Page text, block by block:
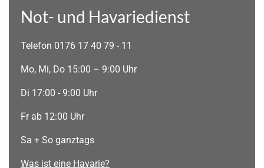
Not- und Havariedienst
Telefon 0176 17 40 79 - 11
Mo, Mi, Do 15:00 – 9:00 Uhr
Di 17:00 - 9:00 Uhr
Fr ab 12:00 Uhr
Sa + So ganztags
Was ist eine Havarie?